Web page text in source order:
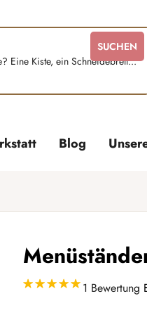
SUCHEN
Blog
1 Bewertung